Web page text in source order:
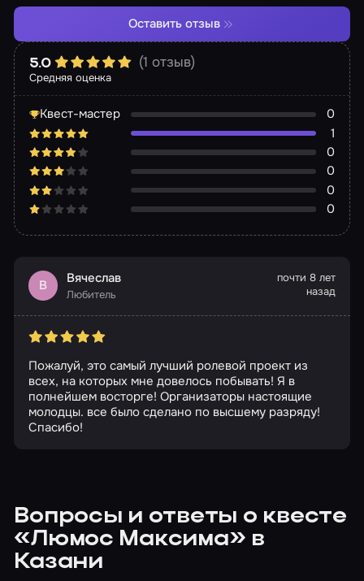
Средняя оценка
5.0 (1 отзыв)
Квест-мастер
0
1
0
0
0
0
Оставить отзыв
В Вячеслав
Любитель
почти 8 лет
назад
Пожалуй, это самый лучший ролевой проект из
всех, на которых мне довелось побывать! Я в
полнейшем восторге! Организаторы настоящие
молодцы. все было сделано по высшему разряду!
Спасибо!
Вопросы и ответы о квесте
«Люмос Максима» в
Казани